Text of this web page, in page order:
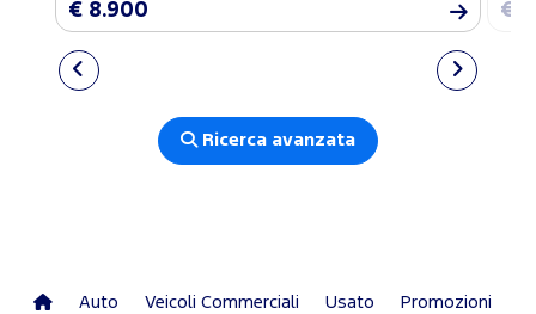
€ 8.900 €
Ricerca avanzata
Auto Veicoli Commerciali Usato Promozioni